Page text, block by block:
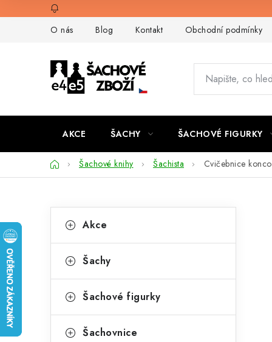
na
O nás Blog Kontakt Obchodní podmínky
AKCE ŠACHY ŠACHOVÉ FIGURKY
DomůŠachové knihy Šachista Cvičebnice
o
t
r
kategorie
a
e
o
Akce
Šachy
Šachové figurky
Šachovnice